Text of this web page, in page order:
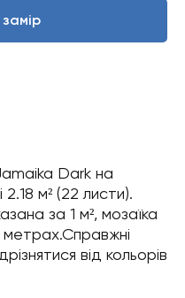
Dark на
2.18 м² (22 листи).
за 1 м², мозаїка
від кольорів